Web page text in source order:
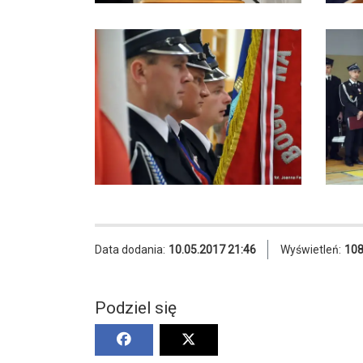
Data dodania: 10.05.2017 21:46 Wyświetleń: 108
Podziel się